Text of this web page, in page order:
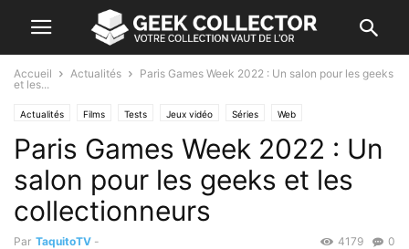
Accueil Actualités
Paris Games Week 2022 : Un salon pour les geeks
et les...
Actualités Films Tests Jeux vidéo Séries Web
Paris Games Week 2022 : Un
salon pour les geeks et les
collectionneurs
Par TaquitoTV - 0
4179